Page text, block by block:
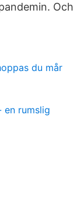
Och
du mår
en rumslig